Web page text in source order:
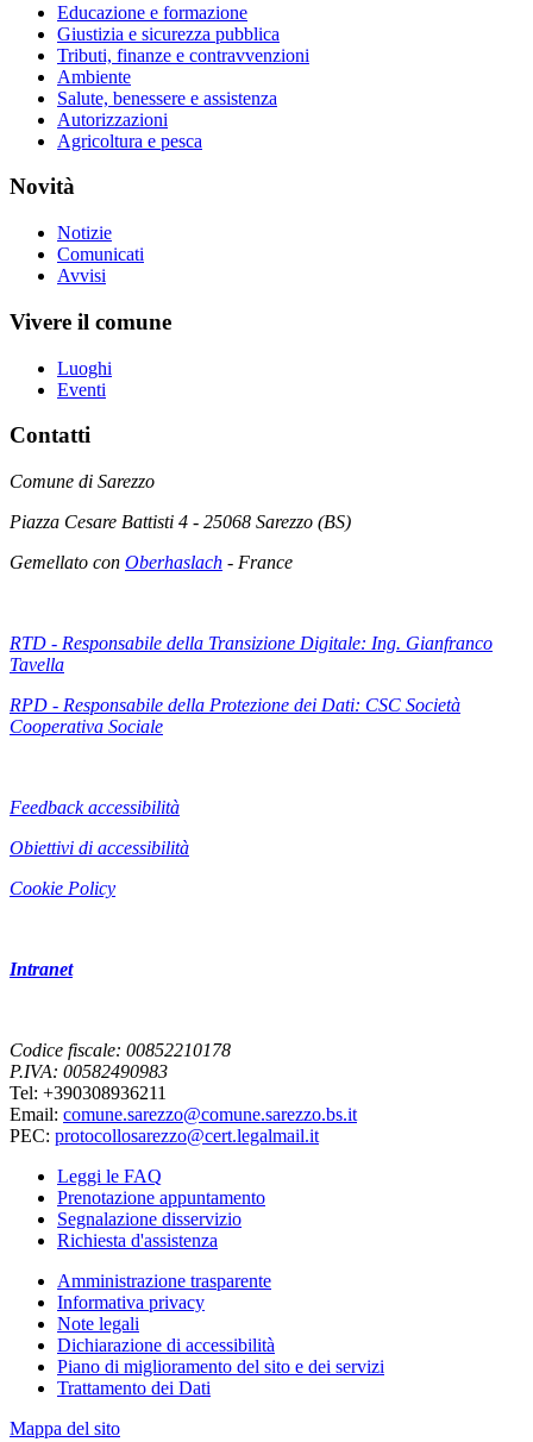
Educazione e formazione
Giustizia e sicurezza pubblica
Tributi, finanze e contravvenzioni
Ambiente
Salute, benessere e assistenza
Autorizzazioni
Agricoltura e pesca
Novità
Notizie
Comunicati
Avvisi
Vivere il comune
Luoghi
Eventi
Contatti
Comune di Sarezzo
Piazza Cesare Battisti 4 - 25068 Sarezzo (BS)
Gemellato con Oberhaslach - France
RTD - Responsabile della Transizione Digitale: Ing. Gianfranco
Tavella
RPD - Responsabile della Protezione dei Dati: CSC Società
Cooperativa Sociale
Feedback accessibilità
Obiettivi di accessibilità
Cookie Policy
Intranet
Codice fiscale: 00852210178
P.IVA: 00582490983
Tel: +390308936211
Email: comune.sarezzo@comune.sarezzo.bs.it
PEC: protocollosarezzo@cert.legalmail.it
Leggi le FAQ
Prenotazione appuntamento
Segnalazione disservizio
Richiesta d'assistenza
Amministrazione trasparente
Informativa privacy
Note legali
Dichiarazione di accessibilità
Piano di miglioramento del sito e dei servizi
Trattamento dei Dati
Mappa del sito